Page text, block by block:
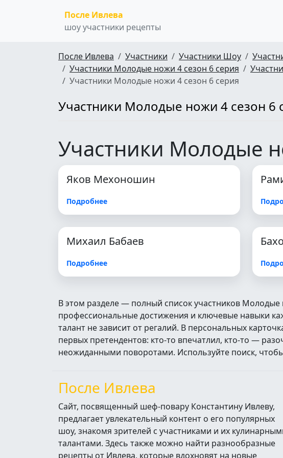
После Ивлева
шоу участники рецепты
После Ивлева Участники Участники Шоу
Участники Молодые ножи 4 сезон 6 серия
Участники Молодые ножи 4 сезон 6 серия
Участники Молодые ножи 4 сезон 6
Участники Молодые
Яков Мехоношин
Подробнее
Михаил Бабаев
Подробнее
В этом разделе — полный список участников
профессиональные достижения и ключевые навыки
талант не зависит от регалий. В персональных
первых претендентов: кто‑то впечатлил, кто‑то —
неожиданными поворотами. Используйте поиск,
После Ивлева
Сайт, посвященный шеф-повару Константину Ивлеву,
предлагает увлекательный контент о его популярных
шоу, знакомя зрителей с участниками и их
талантами. Здесь также можно найти разнообразные
рецепты от Ивлева, которые вдохновят на новые